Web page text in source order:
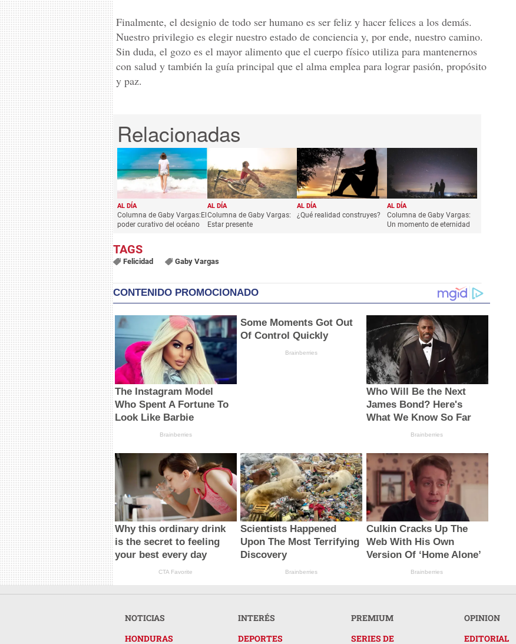
Finalmente, el designio de todo ser humano es ser feliz y hacer felices a los demás.
Nuestro privilegio es elegir nuestro estado de conciencia y, por ende, nuestro camino.
Sin duda, el gozo es el mayor alimento que el cuerpo físico utiliza para mantenernos
con salud y también la guía principal que el alma emplea para lograr pasión, propósito
y paz.
AL DÍA
Columna de Gaby Vargas:El
poder curativo del océano
AL DÍA
Columna de Gaby Vargas:
Estar presente
AL DÍA
¿Qué realidad construyes?
AL DÍA
Columna de Gaby Vargas:
Un momento de eternidad
Felicidad Gaby Vargas
CONTENIDO PROMOCIONADO
The Instagram Model
Who Spent A Fortune To
Look Like Barbie
Brainberries
Some Moments Got Out
Of Control Quickly
Brainberries
Who Will Be the Next
James Bond? Here's
What We Know So Far
Brainberries
Why this ordinary drink
is the secret to feeling
your best every day
CTA Favorite
Scientists Happened
Upon The Most Terrifying
Discovery
Brainberries
Culkin Cracks Up The
Web With His Own
Version Of ‘Home Alone’
Brainberries
NOTICIAS
HONDURAS
INTERÉS
DEPORTES
PREMIUM
SERIES DE
OPINION
EDITORIAL